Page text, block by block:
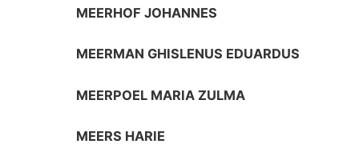
MEERHOF JOHANNES
MEERMAN GHISLENUS EDUARDUS
MEERPOEL MARIA ZULMA
MEERS HARIE